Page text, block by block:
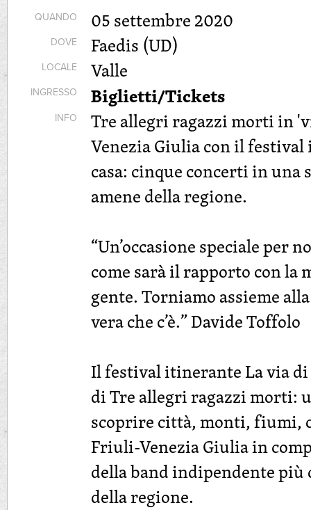
QUANDO 05 settembre 2020
DOVE Faedis (UD)
LOCALE Valle
INGRESSO Biglietti/Tickets
INFO
Tre allegri ragazzi morti in
Venezia Giulia con il
casa: cinque concerti in
amene della regione.
“Un’occasione speciale per
come sarà il rapporto con la
gente. Torniamo assieme
vera che c’è.” Davide Toffolo
Il festival itinerante La via di
di Tre allegri ragazzi morti:
scoprire città, monti, fiumi,
Friuli-Venezia Giulia in
della band indipendente più
della regione.